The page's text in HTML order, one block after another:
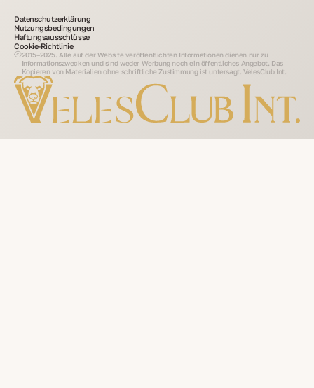
2015–2025. Alle auf der Website veröffentlichten Informationen dienen nur zu
Informationszwecken und sind weder Werbung noch ein öffentliches Angebot. Das
Kopieren von Materialien ohne schriftliche Zustimmung ist untersagt. VelesClub Int.
Datenschutzerklärung
Nutzungsbedingungen
Haftungsausschlüsse
Cookie-Richtlinie